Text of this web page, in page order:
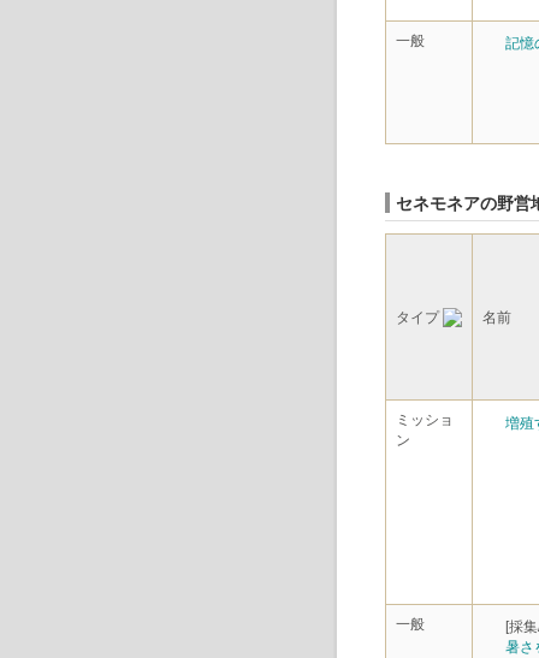
一般 記憶
セネモネアの野営
タイプ 名前
ミッショ
ン
増殖
一般
[採
暑さ